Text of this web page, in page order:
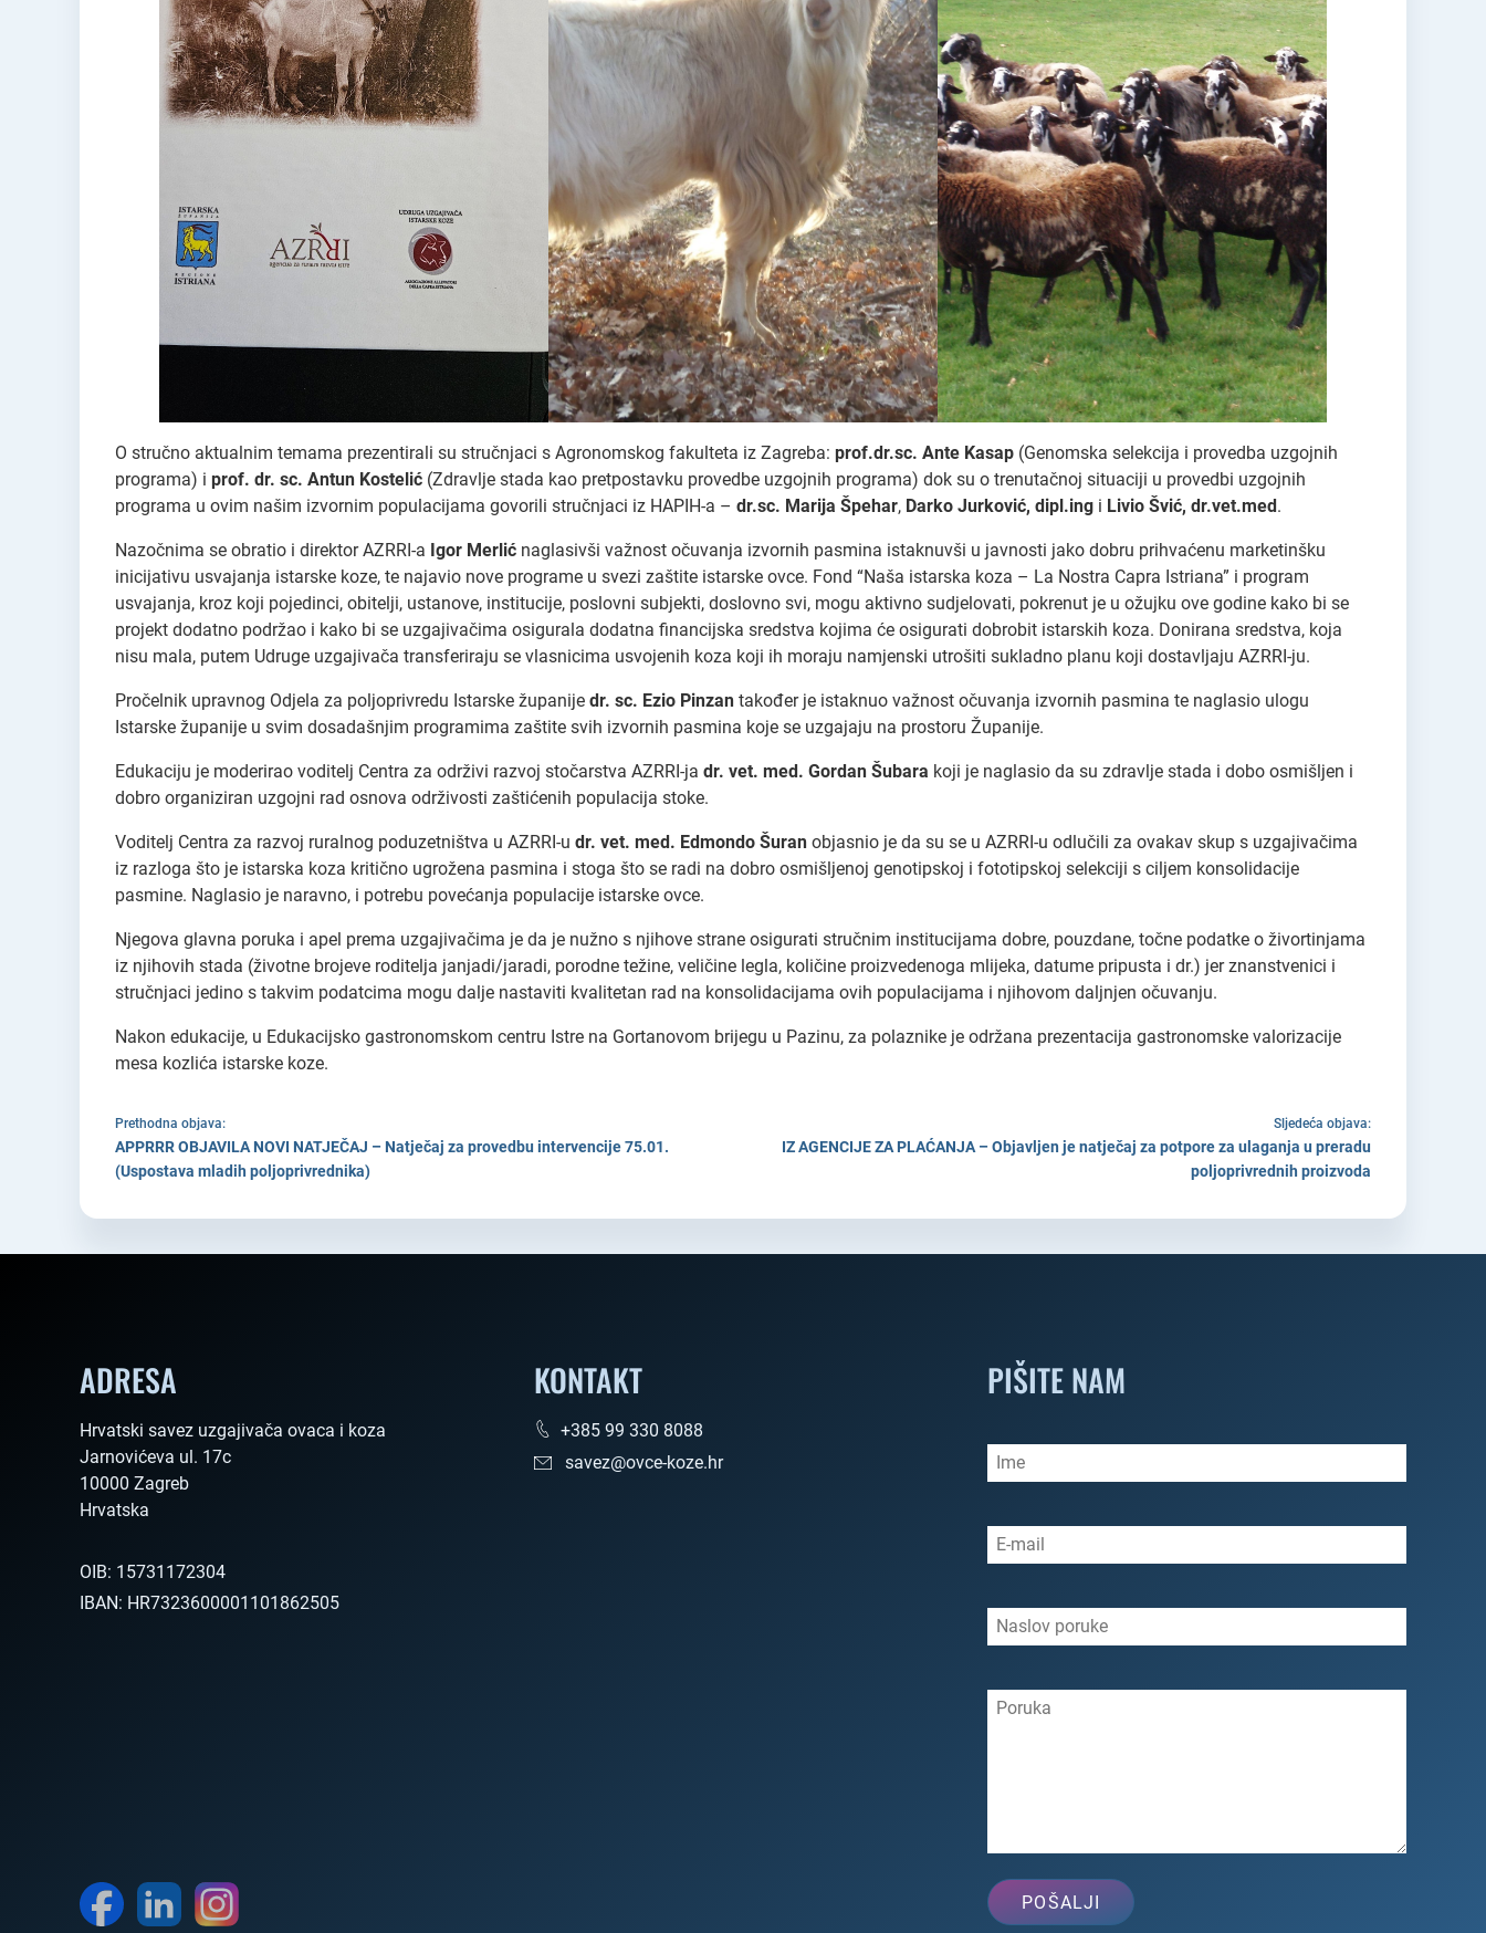
O stručno aktualnim temama prezentirali su stručnjaci s Agronomskog fakulteta iz Zagreba: prof.dr.sc. Ante Kasap (Genomska selekcija i provedba uzgojnih
programa) i prof. dr. sc. Antun Kostelić (Zdravlje stada kao pretpostavku provedbe uzgojnih programa) dok su o trenutačnoj situaciji u provedbi uzgojnih
programa u ovim našim izvornim populacijama govorili stručnjaci iz HAPIH-a – dr.sc. Marija Špehar, Darko Jurković, dipl.ing i Livio Švić, dr.vet.med .
Nazočnima se obratio i direktor AZRRI-a Igor Merlić naglasivši važnost očuvanja izvornih pasmina istaknuvši u javnosti jako dobru prihvaćenu marketinšku
inicijativu usvajanja istarske koze, te najavio nove programe u svezi zaštite istarske ovce. Fond “Naša istarska koza – La Nostra Capra Istriana” i program
usvajanja, kroz koji pojedinci, obitelji, ustanove, institucije, poslovni subjekti, doslovno svi, mogu aktivno sudjelovati, pokrenut je u ožujku ove godine kako bi se
projekt dodatno podržao i kako bi se uzgajivačima osigurala dodatna financijska sredstva kojima će osigurati dobrobit istarskih koza. Donirana sredstva, koja
nisu mala, putem Udruge uzgajivača transferiraju se vlasnicima usvojenih koza koji ih moraju namjenski utrošiti sukladno planu koji dostavljaju AZRRI-ju.
Pročelnik upravnog Odjela za poljoprivredu Istarske županije dr. sc. Ezio Pinzan također je istaknuo važnost očuvanja izvornih pasmina te naglasio ulogu
Istarske županije u svim dosadašnjim programima zaštite svih izvornih pasmina koje se uzgajaju na prostoru Županije.
Edukaciju je moderirao voditelj Centra za održivi razvoj stočarstva AZRRI-ja dr. vet. med. Gordan Šubara koji je naglasio da su zdravlje stada i dobo osmišljen i
dobro organiziran uzgojni rad osnova održivosti zaštićenih populacija stoke.
Voditelj Centra za razvoj ruralnog poduzetništva u AZRRI-u dr. vet. med. Edmondo Šuran objasnio je da su se u AZRRI-u odlučili za ovakav skup s uzgajivačima
iz razloga što je istarska koza kritično ugrožena pasmina i stoga što se radi na dobro osmišljenoj genotipskoj i fototipskoj selekciji s ciljem konsolidacije
pasmine. Naglasio je naravno, i potrebu povećanja populacije istarske ovce.
Njegova glavna poruka i apel prema uzgajivačima je da je nužno s njihove strane osigurati stručnim institucijama dobre, pouzdane, točne podatke o živortinjama
iz njihovih stada (životne brojeve roditelja janjadi/jaradi, porodne težine, veličine legla, količine proizvedenoga mlijeka, datume pripusta i dr.) jer znanstvenici i
stručnjaci jedino s takvim podatcima mogu dalje nastaviti kvalitetan rad na konsolidacijama ovih populacijama i njihovom daljnjen očuvanju.
Nakon edukacije, u Edukacijsko gastronomskom centru Istre na Gortanovom brijegu u Pazinu, za polaznike je održana prezentacija gastronomske valorizacije
mesa kozlića istarske koze.
Prethodna objava:
APPRRR OBJAVILA NOVI NATJEČAJ – Natječaj za provedbu intervencije 75.01.
(Uspostava mladih poljoprivrednika)
Sljedeća objava:
IZ AGENCIJE ZA PLAĆANJA – Objavljen je natječaj za potpore za ulaganja u preradu
poljoprivrednih proizvoda
ADRESA
Hrvatski savez uzgajivača ovaca i koza
Jarnovićeva ul. 17c
10000 Zagreb
Hrvatska
OIB: 15731172304
IBAN: HR7323600001101862505
KONTAKT
+385 99 330 8088
savez@ovce-koze.hr
PIŠITE NAM